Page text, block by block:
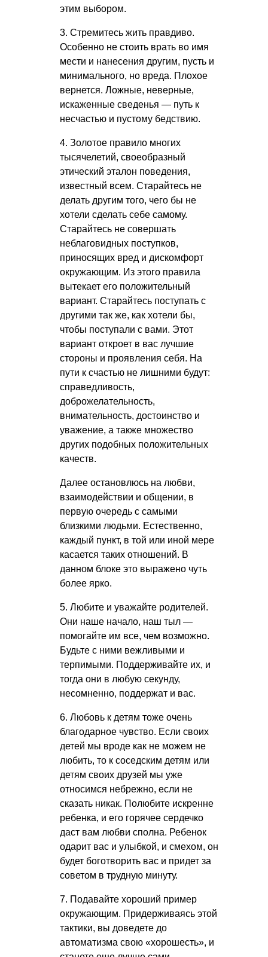
этим выбором.
3. Стремитесь жить правдиво.
Особенно не стоить врать во имя
мести и нанесения другим, пусть и
минимального, но вреда. Плохое
вернется. Ложные, неверные,
искаженные сведенья — путь к
несчастью и пустому бедствию.
4. Золотое правило многих
тысячелетий, своеобразный
этический эталон поведения,
известный всем. Старайтесь не
делать другим того, чего бы не
хотели сделать себе самому.
Старайтесь не совершать
неблаговидных поступков,
приносящих вред и дискомфорт
окружающим. Из этого правила
вытекает его положительный
вариант. Старайтесь поступать с
другими так же, как хотели бы,
чтобы поступали с вами. Этот
вариант откроет в вас лучшие
стороны и проявления себя. На
пути к счастью не лишними будут:
справедливость,
доброжелательность,
внимательность, достоинство и
уважение, а также множество
других подобных положительных
качеств.
Далее остановлюсь на любви,
взаимодействии и общении, в
первую очередь с самыми
близкими людьми. Естественно,
каждый пункт, в той или иной мере
касается таких отношений. В
данном блоке это выражено чуть
более ярко.
5. Любите и уважайте родителей.
Они наше начало, наш тыл —
помогайте им все, чем возможно.
Будьте с ними вежливыми и
терпимыми. Поддерживайте их, и
тогда они в любую секунду,
несомненно, поддержат и вас.
6. Любовь к детям тоже очень
благодарное чувство. Если своих
детей мы вроде как не можем не
любить, то к соседским детям или
детям своих друзей мы уже
относимся небрежно, если не
сказать никак. Полюбите искренне
ребенка, и его горячее сердечко
даст вам любви сполна. Ребенок
одарит вас и улыбкой, и смехом, он
будет боготворить вас и придет за
советом в трудную минуту.
7. Подавайте хороший пример
окружающим. Придерживаясь этой
тактики, вы доведете до
автоматизма свою «хорошесть», и